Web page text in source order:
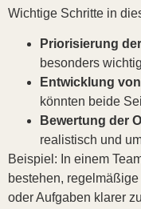
Wichtige Schritte in
Priorisierung
besonders
Entwicklung
könnten beide
Bewertung der
realistisch und
Beispiel: In einem
bestehen,
oder Aufgaben klarer